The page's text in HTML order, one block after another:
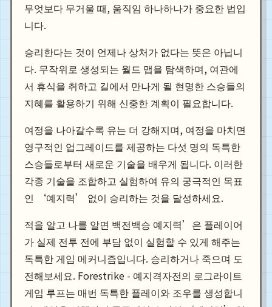
무엇보다 무거울 때, 움직임 하나하나가 중요한 법입
니다.
승리한다는 것이 언제나 상처가 없다는 뜻은 아닙니
다. 무작위로 생성되는 월드 맵을 탐색하며, 여관에
서 휴식을 취하고 길에서 만나게 될 현명한 스승들의
지혜를 활용하기 위해 신중한 계획이 필요합니다.
여정을 나아갈수록 유는 더 강해지며, 여정을 마치면
영구적인 업그레이드를 제공하는 다섯 명의 독특한
스승들로부터 새로운 기술을 배우게 됩니다. 이러한
각종 기술을 조합하고 실험하여 유의 궁극적인 목표
인 ‘예지력’ 없이 승리하는 것을 달성하세요.
적을 알고 나를 알면 백전백승 예지력’은 플레이어
가 실제 전투 전에 부담 없이 실험할 수 있게 해주는
독특한 게임 메커니즘입니다. 승리하거나 죽으며 도
전해보세요. Forestrike - 예지격자전의 로그라이트
게임 루프는 매번 독특한 플레이와 조우를 생성합니